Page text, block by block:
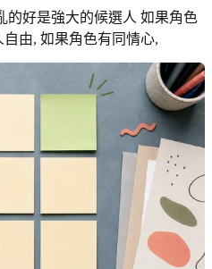
的好是強大的候選人 如果角色
由, 如果角色有同情心,